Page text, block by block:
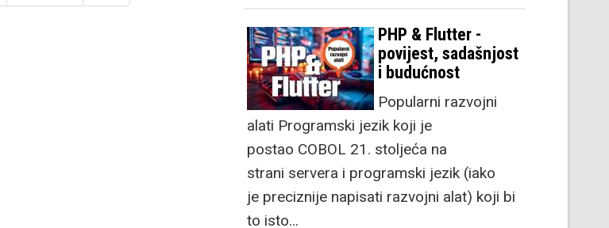
PHP & Flutter -
povijest, sadašnjost
i budućnost
Popularni razvojni
alati Programski jezik koji je
postao COBOL 21. stoljeća na
strani servera i programski jezik (iako
je preciznije napisati razvojni alat) koji bi
to isto…